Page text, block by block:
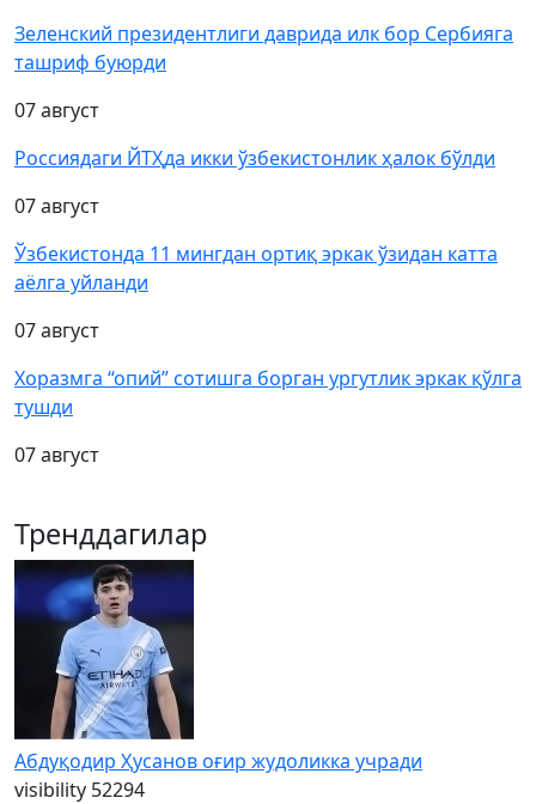
Зеленский президентлиги даврида илк бор Сербияга
ташриф буюрди
07 август
Россиядаги ЙТҲда икки ўзбекистонлик ҳалок бўлди
07 август
Ўзбекистонда 11 мингдан ортиқ эркак ўзидан катта
аёлга уйланди
07 август
Хоразмга “опий” сотишга борган ургутлик эркак қўлга
тушди
07 август
Тренддагилар
Абдуқодир Ҳусанов оғир жудоликка учради
visibility 52294